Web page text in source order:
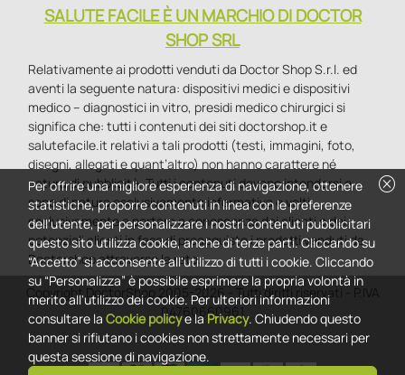
SALUTE FACILE È UN MARCHIO DI DOCTOR
SHOP SRL
Relativamente ai prodotti venduti da Doctor Shop S.r.l. ed
aventi la seguente natura: dispositivi medici e dispositivi
medico – diagnostici in vitro, presidi medico chirurgici si
significa che: tutti i contenuti dei siti doctorshop.it e
salutefacile.it relativi a tali prodotti (testi, immagini, foto,
disegni, allegati e quant’altro) non hanno carattere né
natura di pubblicità. Tutti i contenuti devono intendersi e
sono di natura esclusivamente informativa e volti
esclusivamente a portare a conoscenza dei clienti e dei
potenziali clienti in fase di preacquisto i prodotti venduti da
Doctorshop attraverso la rete.
Copyright DoctorShop 2005-2026 - Tutti diritti riservati - P.IVA
04760660961
cancel
Per offrire una migliore esperienza di navigazione, ottenere
statistiche, proporre contenuti in linea con le preferenze
dell'utente, per personalizzare i nostri contenuti pubblicitari
questo sito utilizza cookie, anche di terze parti. Cliccando su
“Accetto” si acconsente all'utilizzo di tutti i cookie. Cliccando
su “Personalizza” è possibile esprimere la propria volontà in
merito all'utilizzo dei cookie. Per ulteriori informazioni
consultare la Cookie policye la Privacy. Chiudendo questo
banner si rifiutano i cookies non strettamente necessari per
questa sessione di navigazione.